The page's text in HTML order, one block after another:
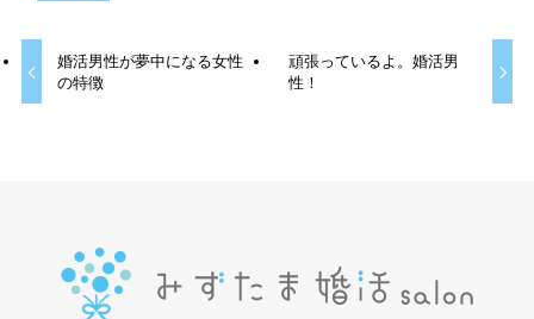
婚活男性が夢中になる女性
の特徴
頑張っているよ。婚活男
性！